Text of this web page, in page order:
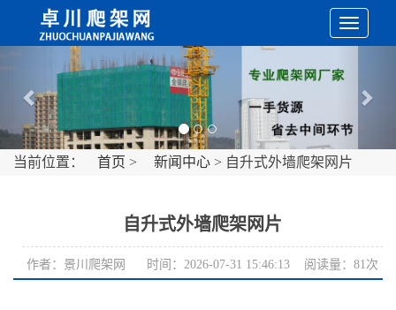
切
换
导
Previous
当前位置： 首页 > 新闻中心 > 自升式外墙爬架网片
自升式外墙爬架网片
作者：景川爬架网 时间：2026-07-31 15:46:13 阅读量：81次